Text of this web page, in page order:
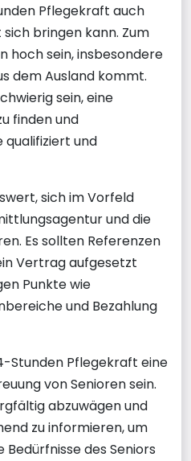
Pflegekraft auch
bringen kann. Zum
hoch sein, insbesondere
dem Ausland kommt.
sein, eine
finden und
qualifiziert und
sich im Vorfeld
und die
Es sollten Referenzen
Vertrag aufgesetzt
Punkte wie
und Bezahlung
Stunden Pflegekraft eine
von Senioren sein.
abzuwägen und
zu informieren, um
Bedürfnisse des Seniors